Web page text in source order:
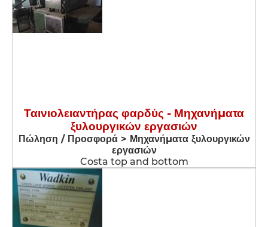
Ταινιολειαντήρας φαρδύς - Μηχανήματα
ξυλουργικών εργασιών
Πώληση / Προσφορά > Μηχανήματα ξυλουργικών
εργασιών
Costa top and bottom